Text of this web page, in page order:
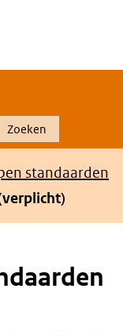
Zoeken
standaarden